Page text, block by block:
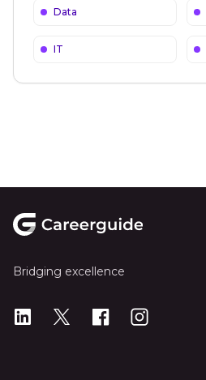
Data
IT
Bridging excellence
LinkedIn
X Instagram